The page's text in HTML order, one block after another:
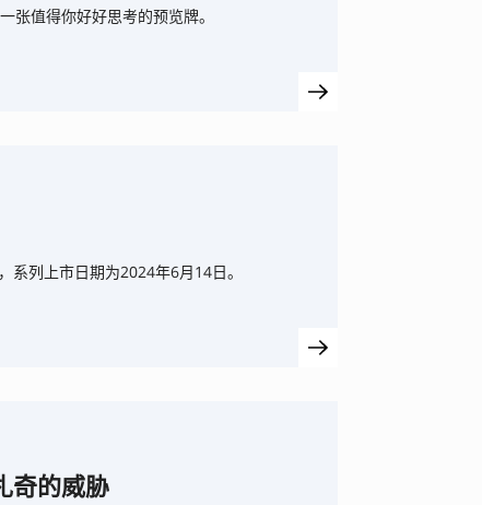
张值得你好好思考的预览牌。
列上市日期为2024年6月14日。
奇的威胁